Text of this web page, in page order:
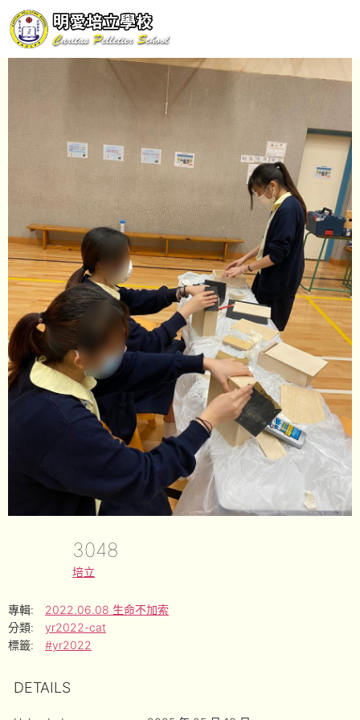
3048
培立
專輯:
2022.06.08 生命不加索
分類:
yr2022-cat
標籤:
#yr2022
DETAILS